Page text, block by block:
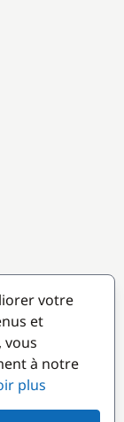
votre
et
vous
à notre
plus